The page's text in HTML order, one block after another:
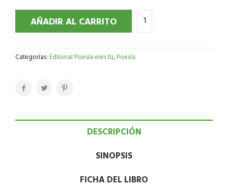
AÑADIR AL CARRITO
Categorías:Editorial Poesía eres tú,Poesía
DESCRIPCIÓN
SINOPSIS
FICHA DEL LIBRO